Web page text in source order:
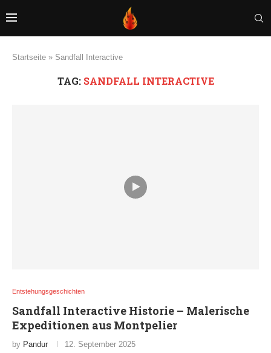
Startseite » Sandfall Interactive
TAG: SANDFALL INTERACTIVE
Entstehungsgeschichten
Sandfall Interactive Historie – Malerische
Expeditionen aus Montpelier
by Pandur 12. September 2025